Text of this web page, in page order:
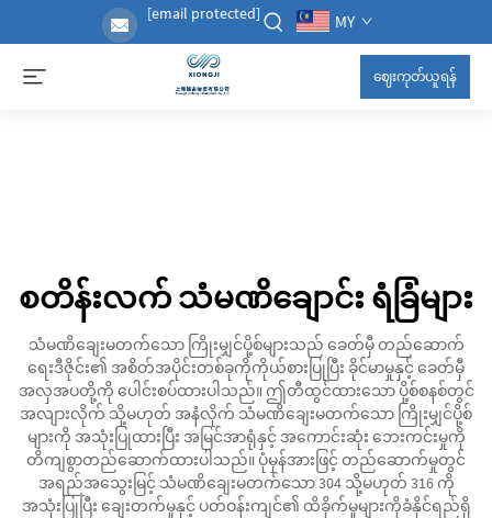
[email protected] MY
ဈေးကုတ်ယူရန်
စတိန်းလက် သံမဏိချောင်း ရံခြံများ
သံမဏိချေးမတက်သော ကြိုးမျှင်ပို့စ်များသည် ခေတ်မှီ တည်ဆောက်
ရေးဒီဇိုင်း၏ အစိတ်အပိုင်းတစ်ခုကိုကိုယ်စားပြုပြီး ခိုင်မာမှုနှင့် ခေတ်မှီ
အလှအပတို့ကို ပေါင်းစပ်ထားပါသည်။ ဤတီထွင်ထားသော ပို့စ်စနစ်တွင်
အလျားလိုက် သို့မဟုတ် အနံလိုက် သံမဏိချေးမတက်သော ကြိုးမျှင်ပို့စ်
များကို အသုံးပြုထားပြီး အမြင်အာရုံနှင့် အကောင်းဆုံး ဘေးကင်းမှုကို
တိကျစွာတည်ဆောက်ထားပါသည်။ ပုံမှန်အားဖြင့် တည်ဆောက်မှုတွင်
အရည်အသွေးမြင့် သံမဏိချေးမတက်သော 304 သို့မဟုတ် 316 ကို
အသုံးပြုပြီး ချေးတက်မှုနှင့် ပတ်ဝန်းကျင်၏ ထိခိုက်မှုများကိုခံနိုင်ရည်ရှိ